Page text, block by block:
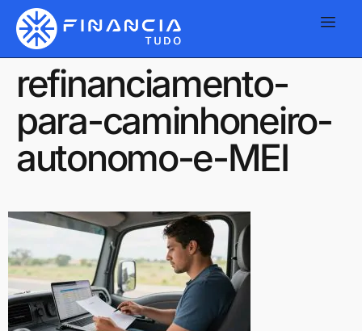
refinanciamento-
para-caminhoneiro-
autonomo-e-MEI